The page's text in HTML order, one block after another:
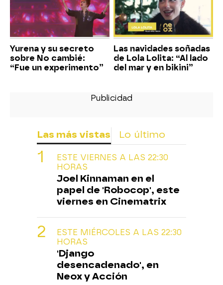
Yurena y su secreto
sobre No cambié:
“Fue un experimento”
Las navidades soñadas
de Lola Lolita: “Al lado
del mar y en bikini”
Las más vistas Lo último
ESTE VIERNES A LAS 22:30
HORAS
Joel Kinnaman en el
papel de 'Robocop', este
viernes en Cinematrix
ESTE MIÉRCOLES A LAS 22:30
HORAS
'Django
desencadenado', en
Neox y Acción